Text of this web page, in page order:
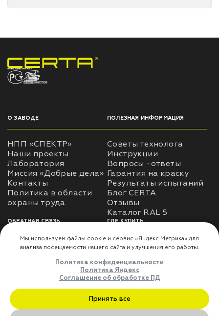
НПП «СПЕКТР» ЗАВОД ЛАКОКРАСОЧНЫХ МАТЕРИАЛОВ
О ЗАВОДЕ
НПП «СПЕКТР»
Наши проекты
Лаборатория
Миссия «Добрые дела»
Контакты
Политика в области
ПОЛЕЗНАЯ ИНФОРМАЦИЯ
Советы технолога
Инструкции
Вопросы -ответы
Гарантия на краску
Результаты испытаний
Блог CERTA
Отзывы
Каталог RAL 5
ОБРАТНАЯ СВЯЗЬ
Использование
использования личных
Оферта
ГДЕ КУПИТЬ
Доставка
Где купить
ДЛЯ ПАРТНЁРОВ